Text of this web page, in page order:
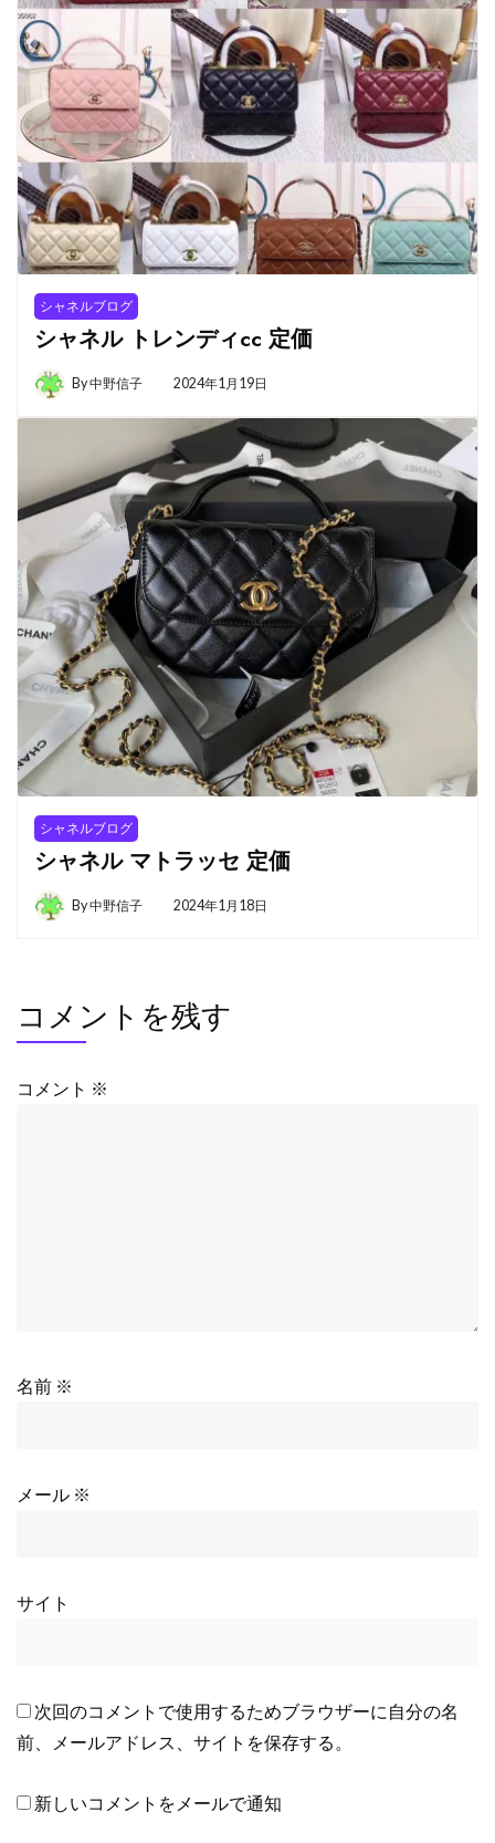
シャネルブログ
シャネル トレンディcc 定価
By中野信子 2024年1月19日
シャネルブログ
シャネル マトラッセ 定価
By中野信子 2024年1月18日
コメントを残す
コメント ※
名前 ※
メール ※
サイト
次回のコメントで使用するためブラウザーに自分の名
前、メールアドレス、サイトを保存する。
新しいコメントをメールで通知